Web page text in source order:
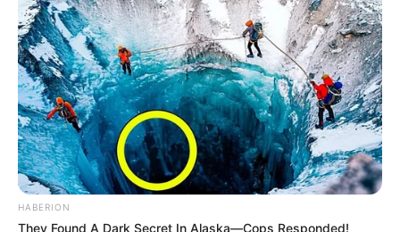
HABERION
They Found A Dark Secret In Alaska—Cops Responded!